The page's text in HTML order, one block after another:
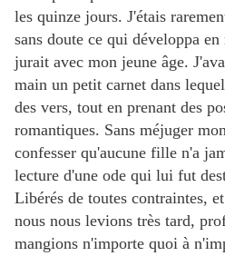
les quinze jours. J'étais
sans doute ce qui développa
jurait avec mon jeune âge.
main un petit carnet dans
des vers, tout en prenant des
romantiques. Sans méjuger
confesser qu'aucune fille n'a
lecture d'une ode qui lui fut
Libérés de toutes contraintes,
nous nous levions très tard,
mangions n'importe quoi à